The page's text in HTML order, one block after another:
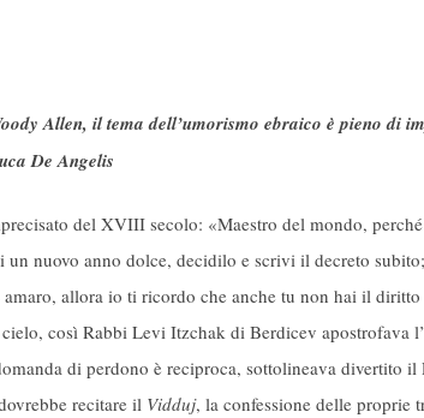
Allen, il tema dell’umorismo ebraico è pieno di
De Angelis
del XVIII secolo: «Maestro del mondo,
un nuovo anno dolce, decidilo e scrivi il decreto
amaro, allora io ti ricordo che anche tu non hai il
così Rabbi Levi Itzchak di Berdicev apostrofava
di perdono è reciproca, sottolineava divertito
recitare il Vidduj, la confessione delle proprie